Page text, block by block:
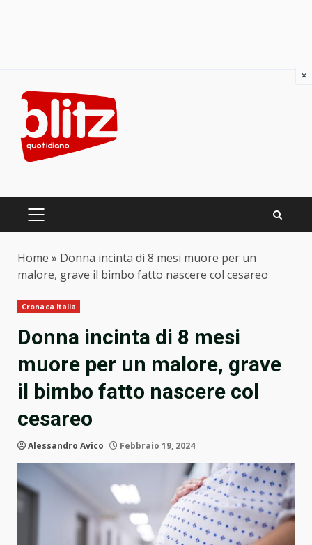
content
PRIMARY
Home » Donna incinta di 8 mesi muore per un
malore, grave il bimbo fatto nascere col cesareo
Cronaca Italia
Donna incinta di 8 mesi
muore per un malore, grave
il bimbo fatto nascere col
cesareo
Alessandro Avico Febbraio 19, 2024
×